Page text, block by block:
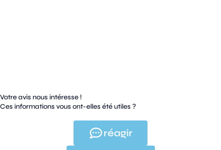
Votre avis nous intéresse !
Ces informations vous ont-elles été utiles ?
réagir